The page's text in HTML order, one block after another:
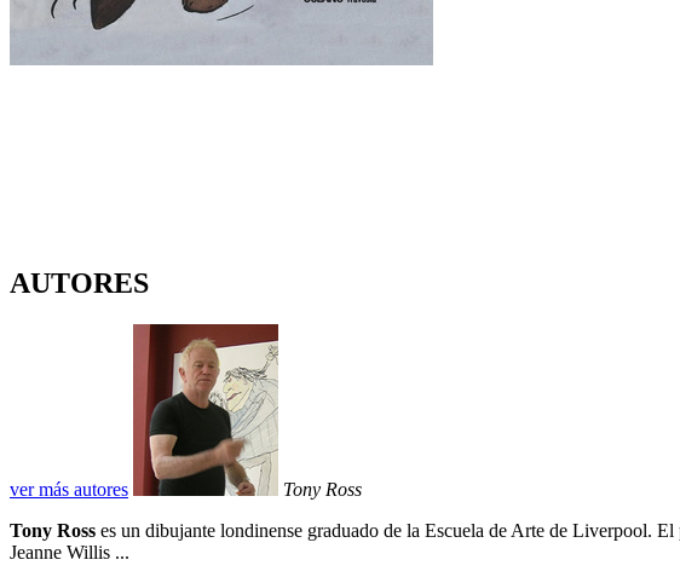
AUTORES
ver más autores
Tony Ross
Tony Ross es un dibujante londinense graduado de la Escuela de Arte de Liverpool.
Jeanne Willis ...